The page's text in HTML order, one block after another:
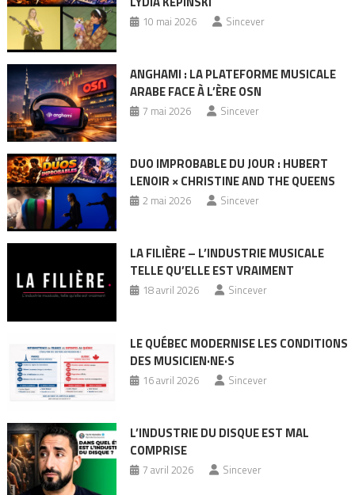
10 mai 2026 Sincever
ANGHAMI : LA PLATEFORME MUSICALE
ARABE FACE À L’ÈRE OSN
7 mai 2026 Sincever
DUO IMPROBABLE DU JOUR : HUBERT
LENOIR × CHRISTINE AND THE QUEENS
2 mai 2026 Sincever
LA FILIÈRE – L’INDUSTRIE MUSICALE
TELLE QU’ELLE EST VRAIMENT
18 avril 2026 Sincever
LE QUÉBEC MODERNISE LES CONDITIONS
DES MUSICIEN·NE·S
16 avril 2026 Sincever
L’INDUSTRIE DU DISQUE EST MAL
COMPRISE
7 avril 2026 Sincever